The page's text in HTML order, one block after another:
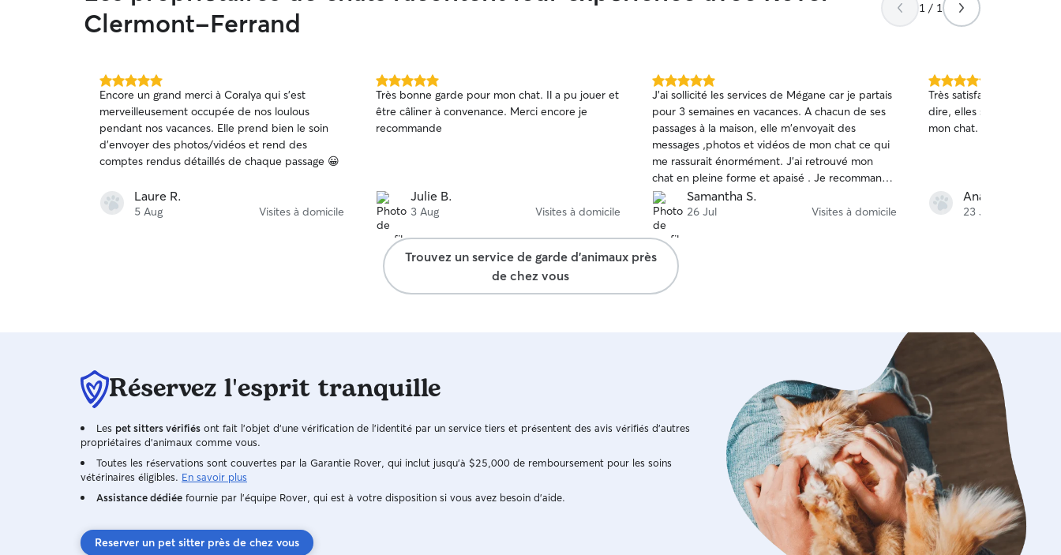
Clermont-Ferrand
1 / 1
5.0 étoile(s)
sur
5
Encore un grand merci à Coralya qui s’est
merveilleusement occupée de nos loulous
pendant nos vacances. Elle prend bien le soin
d’envoyer des photos/vidéos et rend des
comptes rendus détaillés de chaque passage 😀
Laure R.
5 Aug Visites à domicile
5.0 étoile(s)
sur
5
Très bonne garde pour mon chat. Il a pu jouer et
être câliner à convenance. Merci encore je
recommande
Julie B.
3 Aug Visites à domicile
5.0 étoile(s)
sur
5
J'ai sollicité les services de Mégane car je partais
pour 3 semaines en vacances. A chacun de ses
passages à la maison, elle m'envoyait des
messages ,photos et vidéos de mon chat ce qui
me rassurait énormément. J'ai retrouvé mon
chat en pleine forme et apaisé . Je recommande
Mégane fortement, elle est passionnée et
attentionnée .🥰
Samantha S.
26 Jul Visites à domicile
5.0 étoile(s)
sur
5
Très satisfait de la
dire, elles s’est
mon chat.
Anastase D.
23 Jul
Trouvez un service de garde d'animaux près
de chez vous
Réservez l'esprit tranquille
Les pet sitters vérifiés ont fait l'objet d'une vérification de l'identité par un service tiers et présentent des avis vérifiés d'autres
propriétaires d'animaux comme vous.
Toutes les réservations sont couvertes par la Garantie Rover, qui inclut jusqu'à $25,000 de remboursement pour les soins
vétérinaires éligibles. En savoir plus
Assistance dédiée fournie par l'équipe Rover, qui est à votre disposition si vous avez besoin d'aide.
Reserver un pet sitter près de chez vous